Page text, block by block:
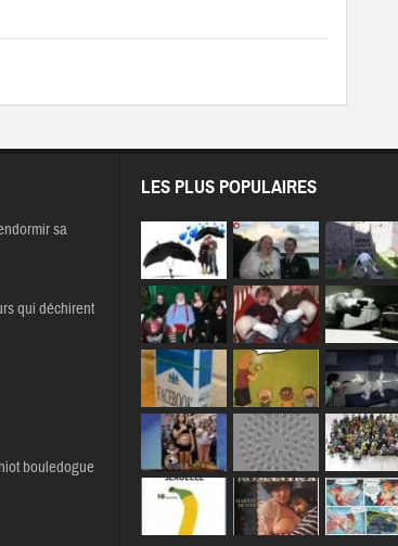
sa
qui déchirent
bouledogue
LES PLUS POPULAIRES